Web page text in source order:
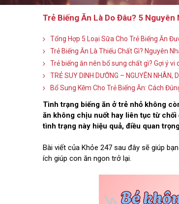
Trẻ Biếng Ăn Là Do Đâu? 5
Tổng Hợp 5 Loại Sữa Cho Trẻ Biếng Ăn
Trẻ Biếng Ăn Là Thiếu Chất Gì? Nguyên
Trẻ biếng ăn nên bổ sung chất gì? Gợi ý
TRẺ SUY DINH DƯỠNG – NGUYÊN NHÂN,
Bổ Sung Kẽm Cho Trẻ Biếng Ăn: Cách
Tình trạng biếng ăn ở trẻ nhỏ không
ăn không chịu nuốt hay liên tục từ
tình trạng này hiệu quả, điều quan
Bài viết của Khỏe 247 sau đây sẽ giúp
ích giúp con ăn ngon trở lại.